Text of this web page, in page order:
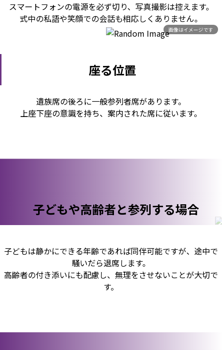
スマートフォンの電源を必ず切り、写真撮影は控えます。
式中の私語や笑顔での会話も相応しくありません。
画像はイメージです
座る位置
遺族席の後ろに一般参列者席があります。
上座下座の意識を持ち、案内された席に従います。
子どもや高齢者と参列する場合
子どもは静かにできる年齢であれば同伴可能ですが、途中で
騒いだら退席します。
高齢者の付き添いにも配慮し、無理をさせないことが大切で
す。